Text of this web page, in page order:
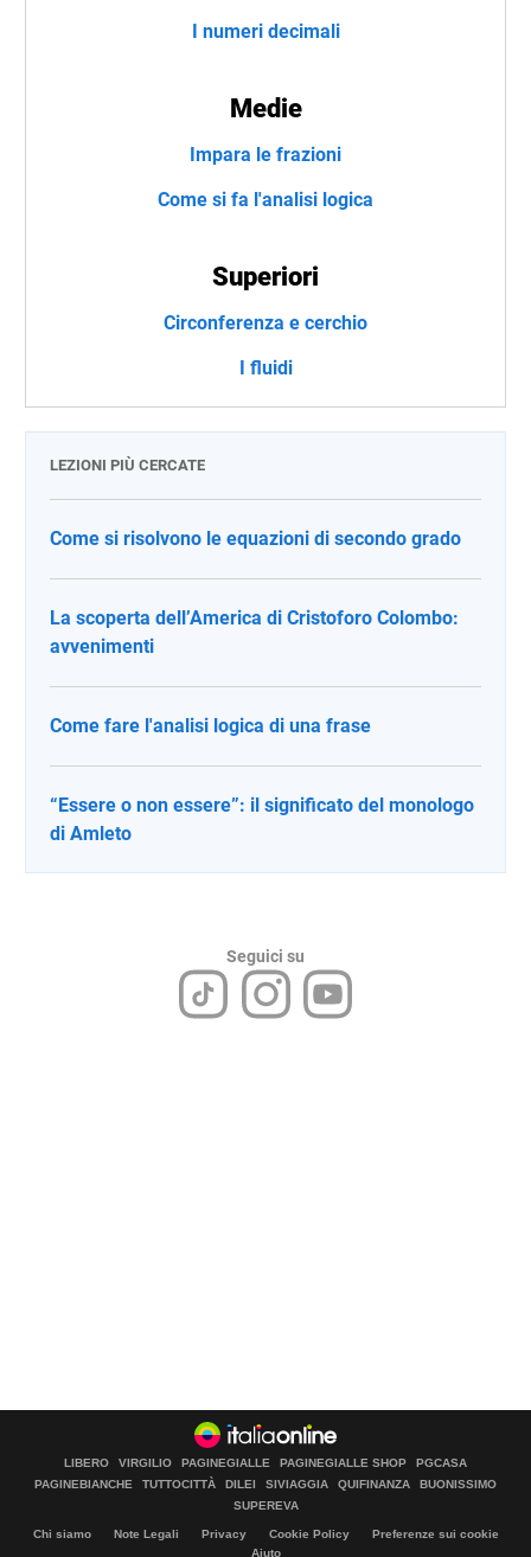
I numeri decimali
Medie
Impara le frazioni
Come si fa l'analisi logica
Superiori
Circonferenza e cerchio
I fluidi
LEZIONI PIÙ CERCATE
Come si risolvono le equazioni di secondo grado
La scoperta dell’America di Cristoforo Colombo:
avvenimenti
Come fare l'analisi logica di una frase
“Essere o non essere”: il significato del monologo
di Amleto
Seguici su
LIBERO VIRGILIO PAGINEGIALLE PAGINEGIALLE SHOP
PGCASA
PAGINEBIANCHE
TUTTOCITTÀ DILEI SIVIAGGIA QUIFINANZA
BUONISSIMO
SUPEREVA
Chi siamo Note Legali Privacy Cookie Policy
Preferenze sui cookie
Aiuto